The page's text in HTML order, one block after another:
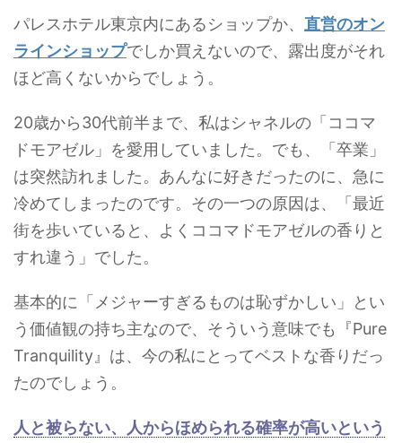
パレスホテル東京内にあるショップか、 直営のオン
ラインショップでしか買えないので、露出度がそれ
ほど高くないからでしょう。
20歳から30代前半まで、私はシャネルの「ココマ
ドモアゼル」を愛用していました。でも、「卒業」
は突然訪れました。あんなに好きだったのに、急に
冷めてしまったのです。その一つの原因は、「最近
街を歩いていると、よくココマドモアゼルの香りと
すれ違う」でした。
基本的に「メジャーすぎるものは恥ずかしい」とい
う価値観の持ち主なので、そういう意味でも
『Pure
Tranquility』は、今の私にとってベストな香りだっ
たのでしょう。
人と被らない、人からほめられる確率が高いという